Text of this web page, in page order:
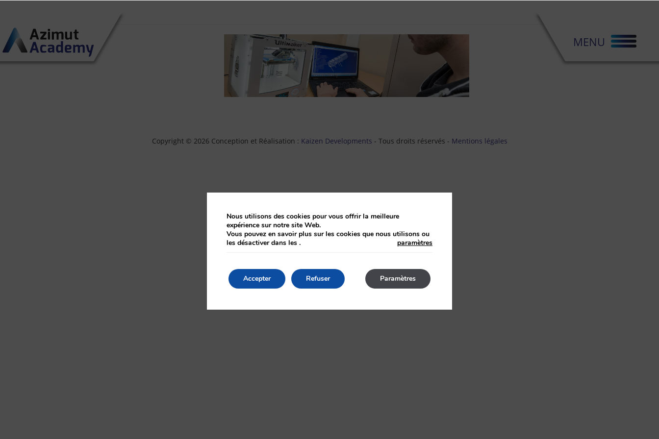
MENU
Atelier-CPI-Petite-imprimante-3D-1-1920×490
Copyright © 2026 Conception et Réalisation : Kaizen Developments - Tous droits réservés - Mentions légales
Nous utilisons des cookies pour vous offrir la meilleure
expérience sur notre site Web.
Vous pouvez en savoir plus sur les cookies que nous utilisons ou
les désactiver dans les
paramètres
.
Accepter Paramètres
Refuser